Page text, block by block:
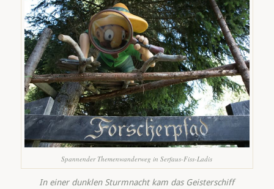
Spannender Themenwanderweg in Serfaus-Fiss-Ladis
In einer dunklen Sturmnacht kam das Geisterschiff